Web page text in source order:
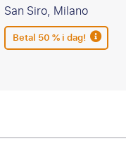
San Siro, Milano
Betal 50 % i dag!